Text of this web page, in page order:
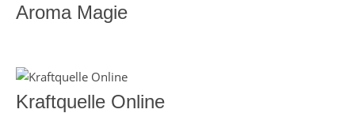
Aroma Magie
Kraftquelle Online